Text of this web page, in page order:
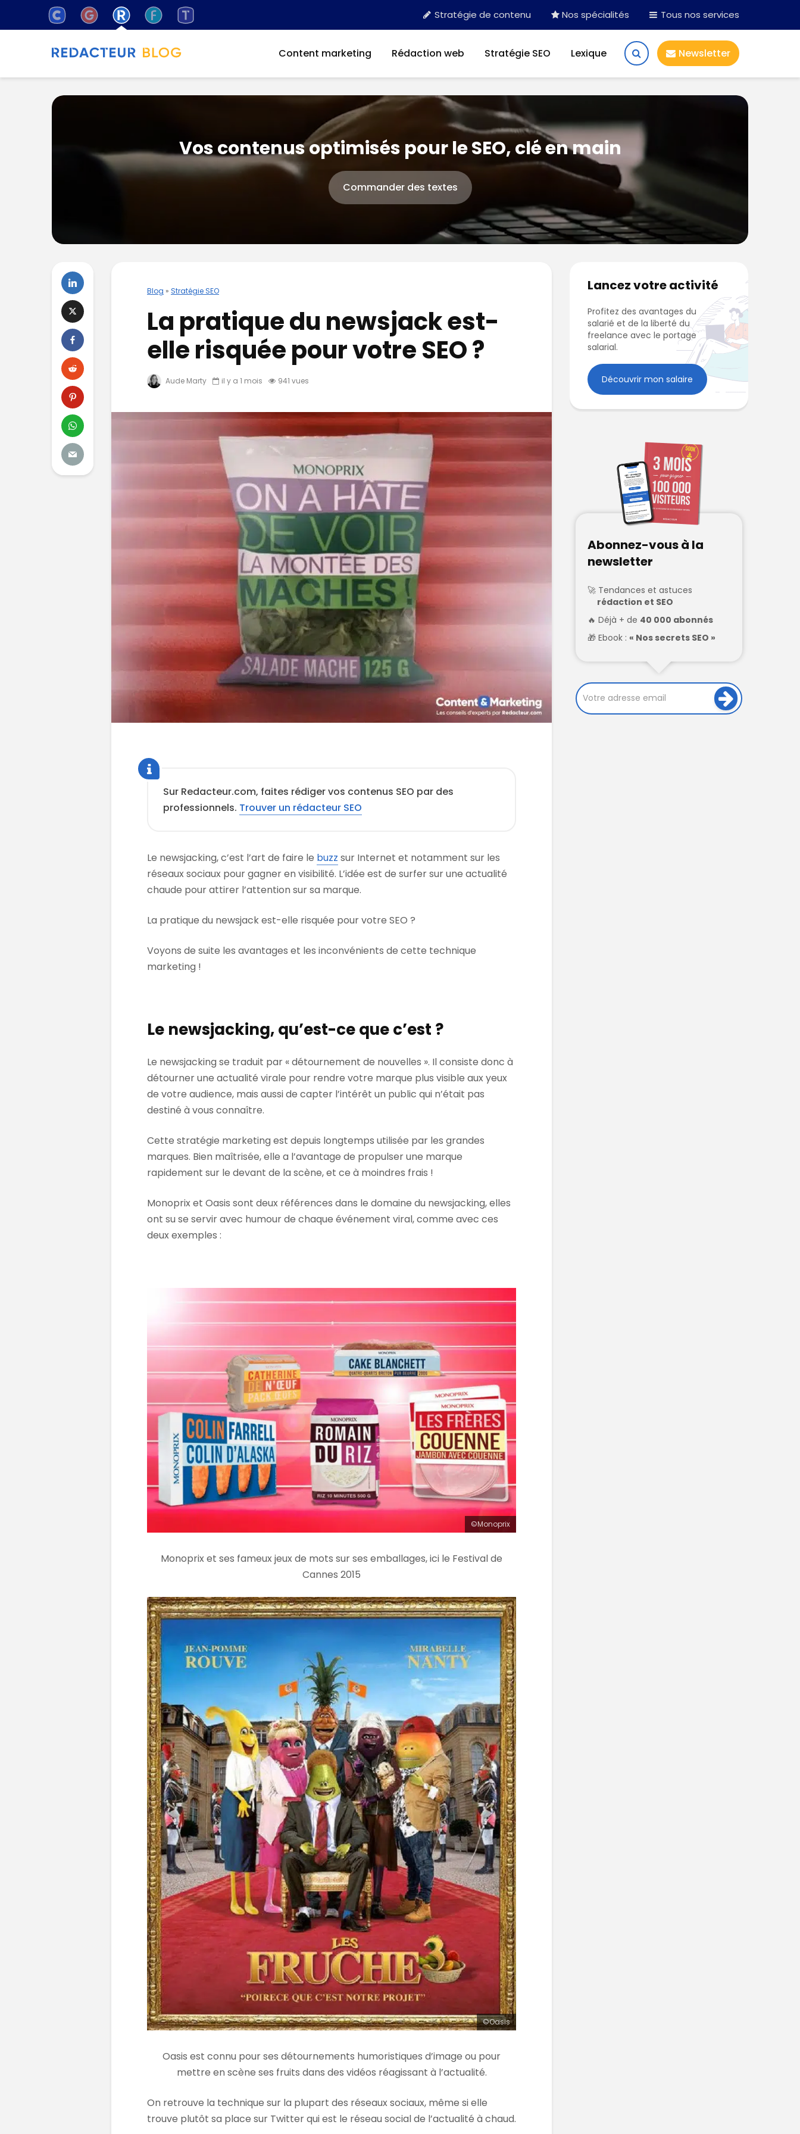
Stratégie de contenu Nos spécialités Tous nos services
Content marketing Rédaction web Stratégie SEO Lexique Newsletter
Vos contenus optimisés pour le SEO, clé en main
Commander des textes
Blog » Stratégie SEO
La pratique du newsjack est-
elle risquée pour votre SEO ?
Aude Marty il y a 1 mois 941 vues
Sur Redacteur.com, faites rédiger vos contenus SEO par des
professionnels. Trouver un rédacteur SEO
Le newsjacking, c’est l’art de faire le buzz sur Internet et notamment sur les
réseaux sociaux pour gagner en visibilité. L’idée est de surfer sur une actualité
chaude pour attirer l’attention sur sa marque.
La pratique du newsjack est-elle risquée pour votre SEO ?
Voyons de suite les avantages et les inconvénients de cette technique
marketing !
Le newsjacking, qu’est-ce que c’est ?
Le newsjacking se traduit par « détournement de nouvelles ». Il consiste donc à
détourner une actualité virale pour rendre votre marque plus visible aux yeux
de votre audience, mais aussi de capter l’intérêt un public qui n’était pas
destiné à vous connaître.
Cette stratégie marketing est depuis longtemps utilisée par les grandes
marques. Bien maîtrisée, elle a l’avantage de propulser une marque
rapidement sur le devant de la scène, et ce à moindres frais !
Monoprix et Oasis sont deux références dans le domaine du newsjacking, elles
ont su se servir avec humour de chaque événement viral, comme avec ces
deux exemples :
©Monoprix
Monoprix et ses fameux jeux de mots sur ses emballages, ici le Festival de
Cannes 2015
©Oasis
Oasis est connu pour ses détournements humoristiques d’image ou pour
mettre en scène ses fruits dans des vidéos réagissant à l’actualité.
On retrouve la technique sur la plupart des réseaux sociaux, même si elle
trouve plutôt sa place sur Twitter qui est le réseau social de l’actualité à chaud.
Lancez votre activité
Profitez des avantages du
salarié et de la liberté du
freelance avec le portage
salarial.
Découvrir mon salaire
Abonnez-vous à la
newsletter
Tendances et astuces
rédaction et SEO
Déjà + de 40 000 abonnés
Ebook : « Nos secrets SEO »